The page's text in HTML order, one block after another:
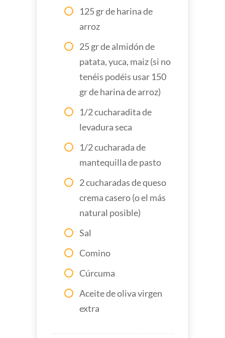
125 gr de harina de
arroz
25 gr de almidón de
patata, yuca, maiz (si no
tenéis podéis usar 150
gr de harina de arroz)
1/2 cucharadita de
levadura seca
1/2 cucharada de
mantequilla de pasto
2 cucharadas de queso
crema casero (o el más
natural posible)
Sal
Comino
Cúrcuma
Aceite de oliva virgen
extra